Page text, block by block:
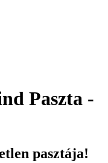
Paszta -
pasztája!